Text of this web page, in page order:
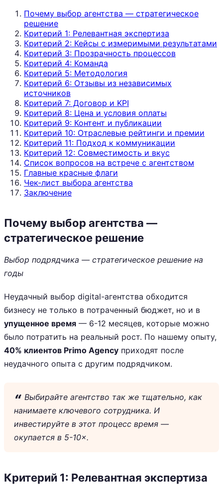
Почему выбор агентства — стратегическое
решение
Критерий 1: Релевантная экспертиза
Критерий 2: Кейсы с измеримыми результатами
Критерий 3: Прозрачность процессов
Критерий 4: Команда
Критерий 5: Методология
Критерий 6: Отзывы из независимых
источников
Критерий 7: Договор и KPI
Критерий 8: Цена и условия оплаты
Критерий 9: Контент и публикации
Критерий 10: Отраслевые рейтинги и премии
Критерий 11: Подход к коммуникации
Критерий 12: Совместимость и вкус
Список вопросов на встрече с агентством
Главные красные флаги
Чек-лист выбора агентства
Заключение
Почему выбор агентства —
стратегическое решение
Выбор подрядчика — стратегическое решение на
годы
Неудачный выбор digital-агентства обходится
бизнесу не только в потраченный бюджет, но и в
упущенное время — 6-12 месяцев, которые можно
было потратить на реальный рост. По нашему опыту,
40% клиентов Primo Agency приходят после
неудачного опыта с другим подрядчиком.
Выбирайте агентство так же тщательно, как
нанимаете ключевого сотрудника. И
инвестируйте в этот процесс время —
окупается в 5-10×.
Критерий 1: Релевантная экспертиза